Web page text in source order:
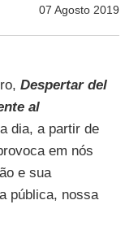
07 Agosto 2019
Despertar del
al
dia, a partir de
em nós
e sua
pública, nossa